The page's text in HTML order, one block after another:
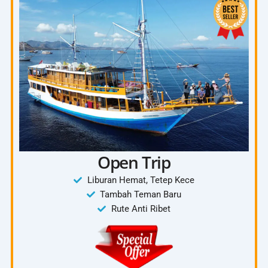
Tanya Paket 4D3N
Chek Out dari Waerebo
Kembali ke Labuan Bajo
Included :
Mobil Innova
Tiket Waerebo
Penginapan Waerebo
Ojek
4 kali makan
Tiket Pesawat
Pengeluaran Pribadi
Open Trip
Liburan Hemat, Tetep Kece
Tambah Teman Baru
Rute Anti Ribet